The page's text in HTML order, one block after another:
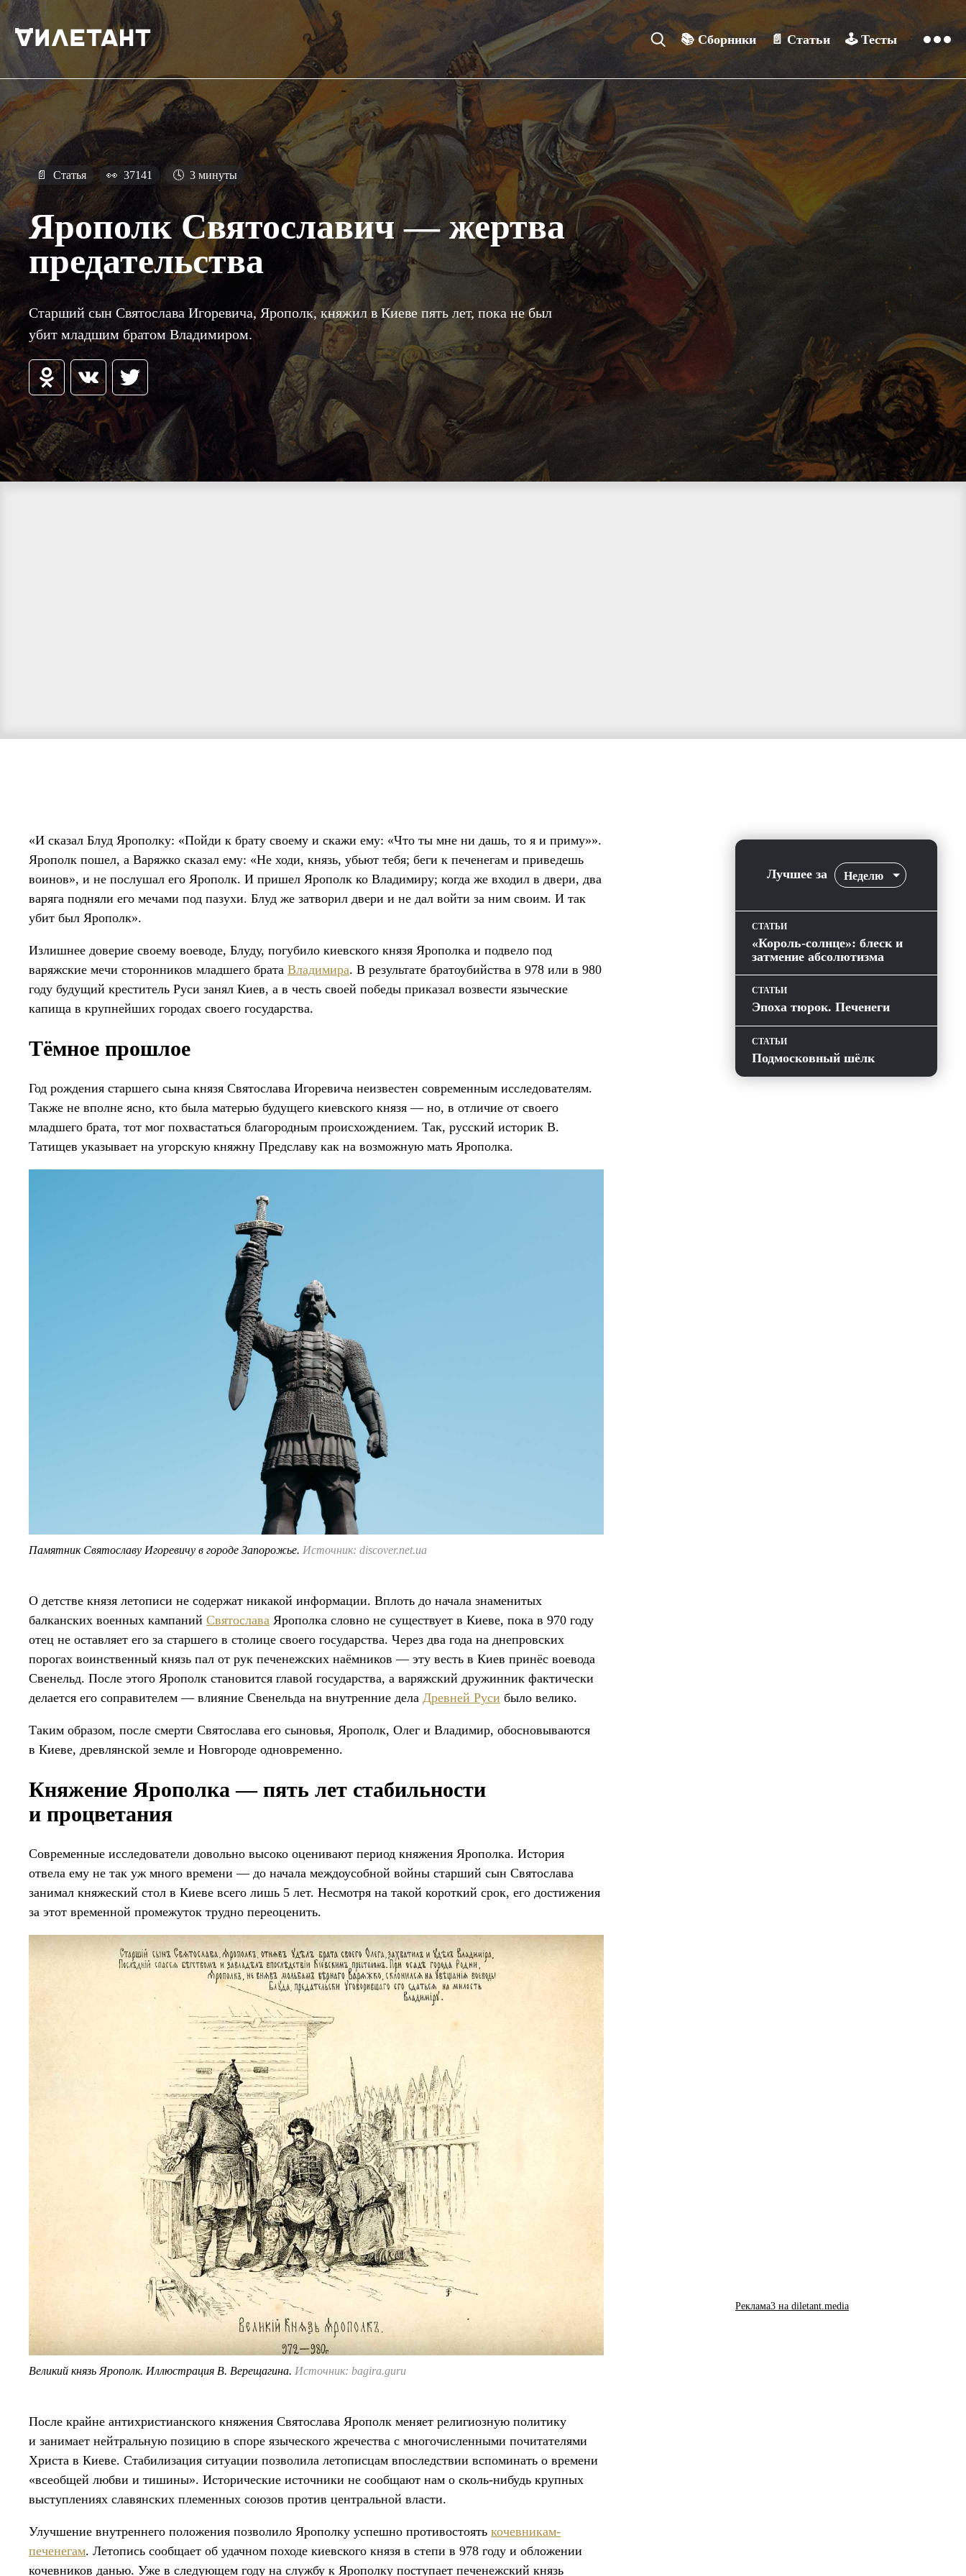
📚Сборники 📄Статьи 🕹️ Тесты
📄 Статья 👀 37141 🕓 3 минуты
Ярополк Святославич — жертва
предательства
Старший сын Святослава Игоревича, Ярополк, княжил в Киеве пять лет, пока не был
убит младшим братом Владимиром.
«И сказал Блуд Ярополку: «Пойди к брату своему и скажи ему: «Что ты мне ни дашь, то я и приму»».
Ярополк пошел, а Варяжко сказал ему: «Не ходи, князь, убьют тебя; беги к печенегам и приведешь
воинов», и не послушал его Ярополк. И пришел Ярополк ко Владимиру; когда же входил в двери, два
варяга подняли его мечами под пазуxи. Блуд же затворил двери и не дал войти за ним своим. И так
убит был Ярополк».
Излишнее доверие своему воеводе, Блуду, погубило киевского князя Ярополка и подвело под
варяжские мечи сторонников младшего брата Владимира. В результате братоубийства в 978 или в 980
году будущий креститель Руси занял Киев, а в честь своей победы приказал возвести языческие
капища в крупнейших городах своего государства.
Тёмное прошлое
Год рождения старшего сына князя Святослава Игоревича неизвестен современным исследователям.
Также не вполне ясно, кто была матерью будущего киевского князя — но, в отличие от своего
младшего брата, тот мог похвастаться благородным происхождением. Так, русский историк В.
Татищев указывает на угорскую княжну Предславу как на возможную мать Ярополка.
Памятник Святославу Игоревичу в городе Запорожье. Источник: discover.net.ua
О детстве князя летописи не содержат никакой информации. Вплоть до начала знаменитых
балканских военных кампаний Святослава Ярополка словно не существует в Киеве, пока в 970 году
отец не оставляет его за старшего в столице своего государства. Через два года на днепровских
порогах воинственный князь пал от рук печенежских наёмников — эту весть в Киев принёс воевода
Свенельд. После этого Ярополк становится главой государства, а варяжский дружинник фактически
делается его соправителем — влияние Свенельда на внутренние дела Древней Руси было велико.
Таким образом, после смерти Святослава его сыновья, Ярополк, Олег и Владимир, обосновываются
в Киеве, древлянской земле и Новгороде одновременно.
Княжение Ярополка — пять лет стабильности
и процветания
Современные исследователи довольно высоко оценивают период княжения Ярополка. История
отвела ему не так уж много времени — до начала междоусобной войны старший сын Святослава
занимал княжеский стол в Киеве всего лишь 5 лет. Несмотря на такой короткий срок, его достижения
за этот временной промежуток трудно переоценить.
Великий князь Ярополк. Иллюстрация В. Верещагина. Источник: bagira.guru
После крайне антихристианского княжения Святослава Ярополк меняет религиозную политику
и занимает нейтральную позицию в споре языческого жречества с многочисленными почитателями
Христа в Киеве. Стабилизация ситуации позволила летописцам впоследствии вспоминать о времени
«всеобщей любви и тишины». Исторические источники не сообщают нам о сколь-нибудь крупных
выступлениях славянских племенных союзов против центральной власти.
Улучшение внутреннего положения позволило Ярополку успешно противостоять кочевникам-
печенегам. Летопись сообщает об удачном походе киевского князя в степи в 978 году и обложении
кочевников данью. Уже в следующем году на службу к Ярополку поступает печенежский князь
Лучшее за Неделю
СТАТЬИ
«Король-солнце»: блеск и
затмение абсолютизма
СТАТЬИ
Эпоха тюрок. Печенеги
СТАТЬИ
Подмосковный шёлк
Реклама3 на diletant.media